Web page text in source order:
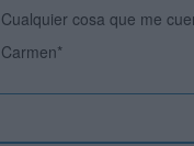
Cualquier cosa que me
Carmen*